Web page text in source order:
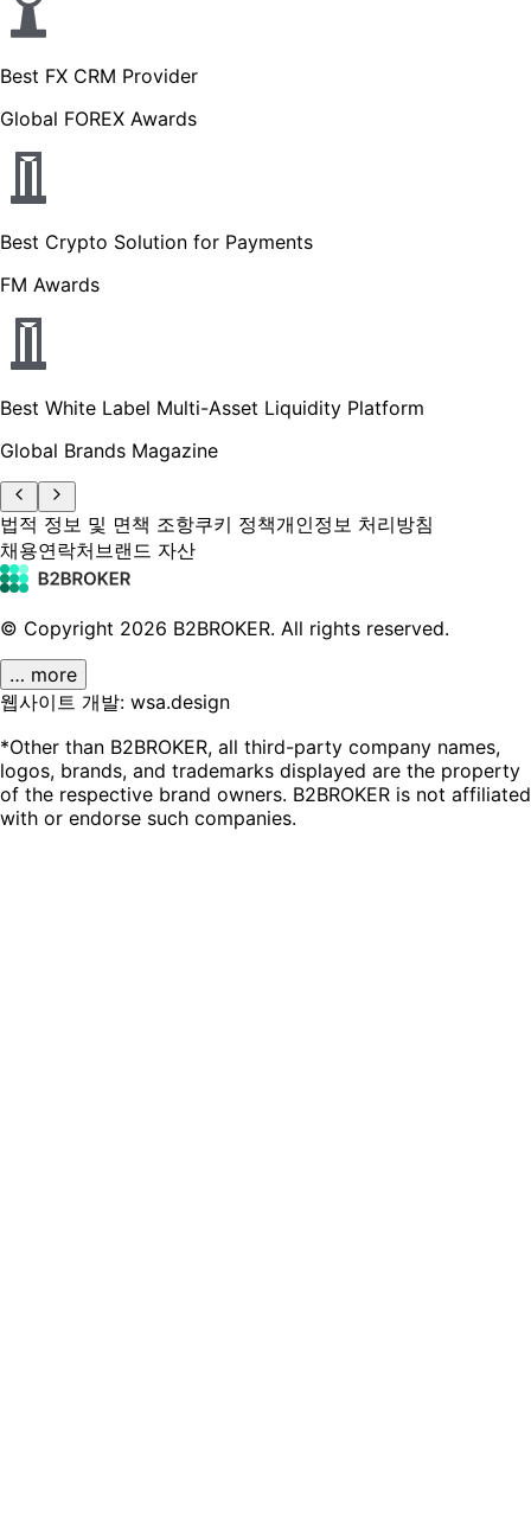
Best FX CRM Provider
Global FOREX Awards
Best Crypto Solution for Payments
FM Awards
Best White Label Multi-Asset Liquidity Platform
Global Brands Magazine
법적 정보 및 면책 조항쿠키 정책개인정보 처리방침
채용연락처 브랜드 자산
© Copyright 2026 B2BROKER. All rights reserved.
… more
웹사이트 개발: wsa.design
*Other than B2BROKER, all third-party company names,
logos, brands, and trademarks displayed are the property
of the respective brand owners. B2BROKER is not affiliated
with or endorse such companies.